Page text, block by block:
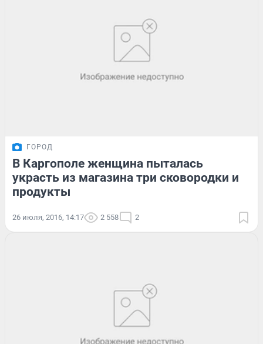
ГОРОД
В Каргополе женщина пыталась
украсть из магазина три сковородки и
продукты
26 июля, 2016, 14:17 2 558 2